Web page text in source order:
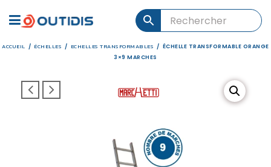
ACCUEIL / ÉCHELLES / ECHELLES TRANSFORMABLES / ÉCHELLE TRANSFORMABLE ORANGE
3×9 MARCHES